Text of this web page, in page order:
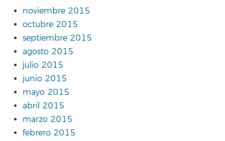
noviembre 2015
octubre 2015
septiembre 2015
agosto 2015
julio 2015
junio 2015
mayo 2015
abril 2015
marzo 2015
febrero 2015